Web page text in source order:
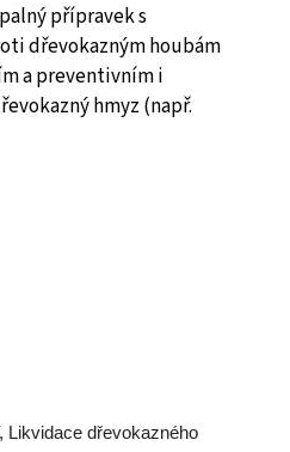
přípravek s
dřevokazným houbám
a preventivním i
hmyz (např.
Likvidace dřevokazného